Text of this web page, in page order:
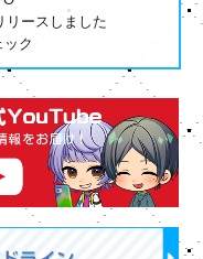
リースしました
ック